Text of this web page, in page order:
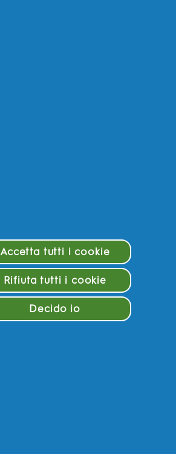
CONTATTACI
Contact Us
Accetta tutti i cookie
Rifiuta tutti i cookie
Decido io